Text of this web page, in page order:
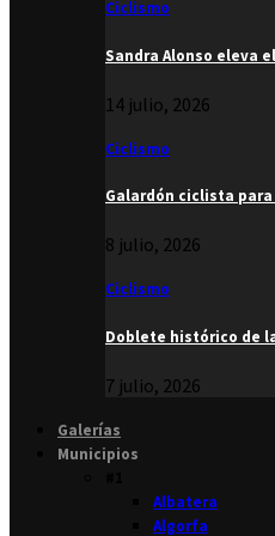
Ciclismo
Sandra Alonso eleva
14 julio, 2026
Ciclismo
Galardón ciclista
8 julio, 2026
Ciclismo
Doblete histórico de
7 julio, 2026
Galerías
Municipios
Albatera
Algorfa